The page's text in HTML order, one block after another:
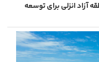
آزاد انزلی برای توسعه